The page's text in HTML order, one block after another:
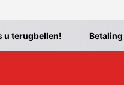
u terugbellen!